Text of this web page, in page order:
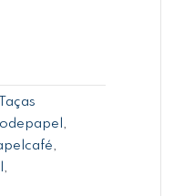
,
,
,